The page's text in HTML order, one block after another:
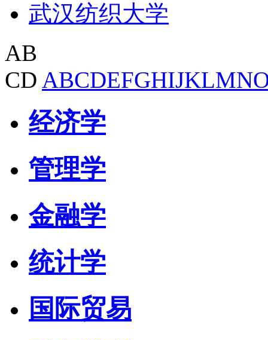
武汉纺织大学
AB
CD ABCDEFGHIJKLMN
经济学
管理学
金融学
统计学
国际贸易